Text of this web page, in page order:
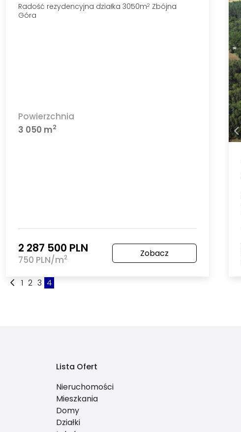
Radość rezydencyjna działka 3050m2 Zbójna
Góra
Powierzchnia
3 050 m2
2 287 500 PLN
750 PLN/m2 Zobacz
1 2 3 4
Lista Ofert
Nieruchomości
Mieszkania
Domy
Działki